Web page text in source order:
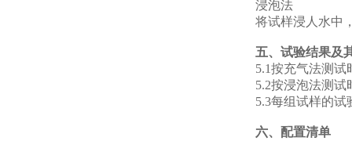
浸泡法
将试样浸人水中
五、试验结果及
5.1按充气法测
5.2按浸泡法测
5.3每组试样的试
六、配置清单